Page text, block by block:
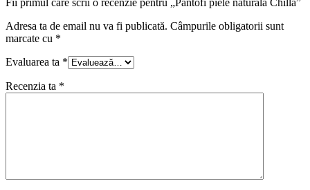
Adresa ta de email nu va fi publicată. Câmpurile obligatorii sunt
marcate cu *
Evaluarea ta *
Recenzia ta *